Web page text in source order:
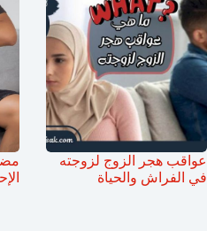
عواقب هجر الزوج لزوجته
في الفراش والحياة